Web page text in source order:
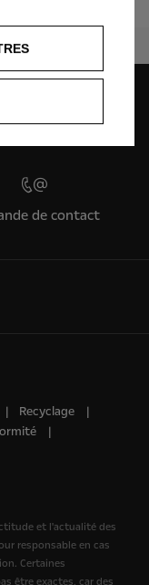
de contact
Recyclage
et l'actualité des
responsable en cas
Certaines
être exactes, car des